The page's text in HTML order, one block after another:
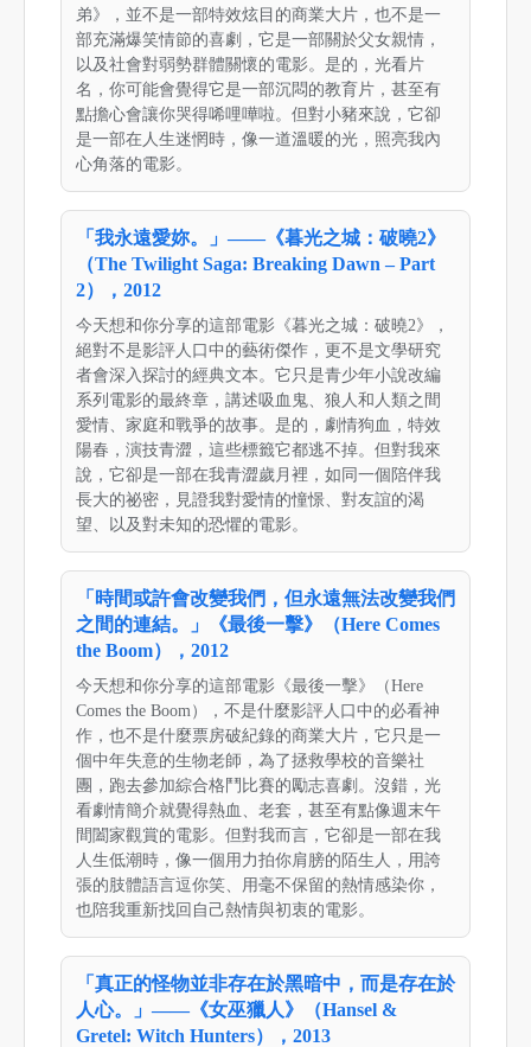
弟》，並不是一部特效炫目的商業大片，也不是一
部充滿爆笑情節的喜劇，它是一部關於父女親情，
以及社會對弱勢群體關懷的電影。是的，光看片
名，你可能會覺得它是一部沉悶的教育片，甚至有
點擔心會讓你哭得唏哩嘩啦。但對小豬來說，它卻
是一部在人生迷惘時，像一道溫暖的光，照亮我內
心角落的電影。
「我永遠愛妳。」——《暮光之城：破曉2》
（The Twilight Saga: Breaking Dawn – Part
2），2012
今天想和你分享的這部電影《暮光之城：破曉2》，
絕對不是影評人口中的藝術傑作，更不是文學研究
者會深入探討的經典文本。它只是青少年小說改編
系列電影的最終章，講述吸血鬼、狼人和人類之間
愛情、家庭和戰爭的故事。是的，劇情狗血，特效
陽春，演技青澀，這些標籤它都逃不掉。但對我來
說，它卻是一部在我青澀歲月裡，如同一個陪伴我
長大的祕密，見證我對愛情的憧憬、對友誼的渴
望、以及對未知的恐懼的電影。
「時間或許會改變我們，但永遠無法改變我們
之間的連結。」《最後一擊》（Here Comes
the Boom），2012
今天想和你分享的這部電影《最後一擊》（Here
Comes the Boom），不是什麼影評人口中的必看神
作，也不是什麼票房破紀錄的商業大片，它只是一
個中年失意的生物老師，為了拯救學校的音樂社
團，跑去參加綜合格鬥比賽的勵志喜劇。沒錯，光
看劇情簡介就覺得熱血、老套，甚至有點像週末午
間闔家觀賞的電影。但對我而言，它卻是一部在我
人生低潮時，像一個用力拍你肩膀的陌生人，用誇
張的肢體語言逗你笑、用毫不保留的熱情感染你，
也陪我重新找回自己熱情與初衷的電影。
「真正的怪物並非存在於黑暗中，而是存在於
人心。」——《女巫獵人》（Hansel &
Gretel: Witch Hunters），2013